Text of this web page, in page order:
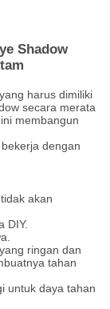
Shadow
harus dimiliki
secara merata
membangun
dengan
akan
DIY.
ringan dan
tahan
untuk daya tahan